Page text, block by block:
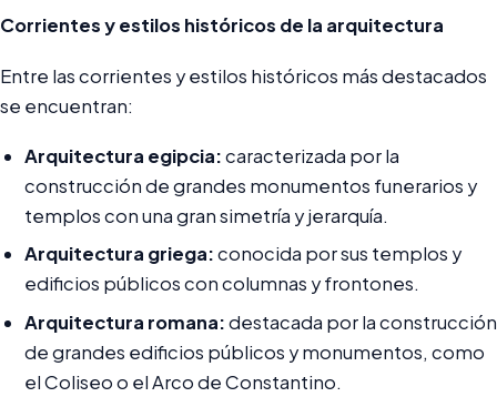
Corrientes y estilos históricos de la arquitectura
Entre las corrientes y estilos históricos más destacados
se encuentran:
Arquitectura egipcia:caracterizada por la
construcción de grandes monumentos funerarios y
templos con una gran simetría y jerarquía.
Arquitectura griega:conocida por sus templos y
edificios públicos con columnas y frontones.
Arquitectura romana:destacada por la construcción
de grandes edificios públicos y monumentos, como
el Coliseo o el Arco de Constantino.